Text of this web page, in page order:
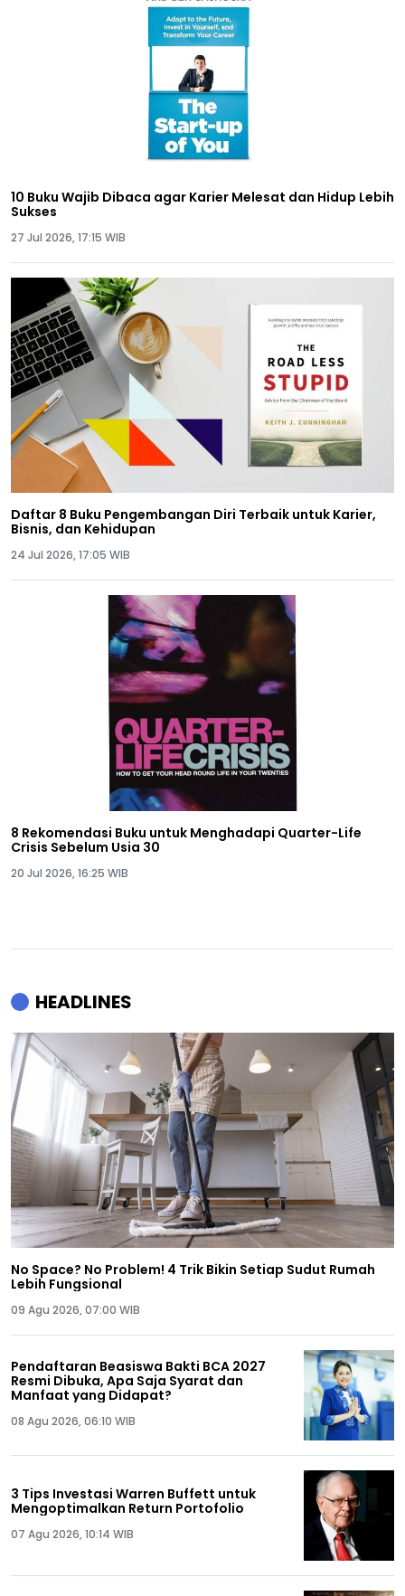
10 Buku Wajib Dibaca agar Karier Melesat dan Hidup Lebih
Sukses
27 Jul 2026, 17:15 WIB
Daftar 8 Buku Pengembangan Diri Terbaik untuk Karier,
Bisnis, dan Kehidupan
24 Jul 2026, 17:05 WIB
8 Rekomendasi Buku untuk Menghadapi Quarter-Life
Crisis Sebelum Usia 30
20 Jul 2026, 16:25 WIB
HEADLINES
No Space? No Problem! 4 Trik Bikin Setiap Sudut Rumah
Lebih Fungsional
09 Agu 2026, 07:00 WIB
Pendaftaran Beasiswa Bakti BCA 2027
Resmi Dibuka, Apa Saja Syarat dan
Manfaat yang Didapat?
08 Agu 2026, 06:10 WIB
3 Tips Investasi Warren Buffett untuk
Mengoptimalkan Return Portofolio
07 Agu 2026, 10:14 WIB